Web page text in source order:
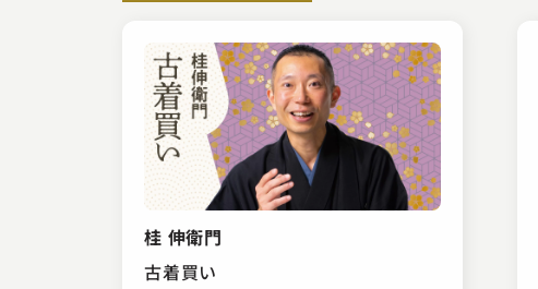
桂 伸衛門
古着買い